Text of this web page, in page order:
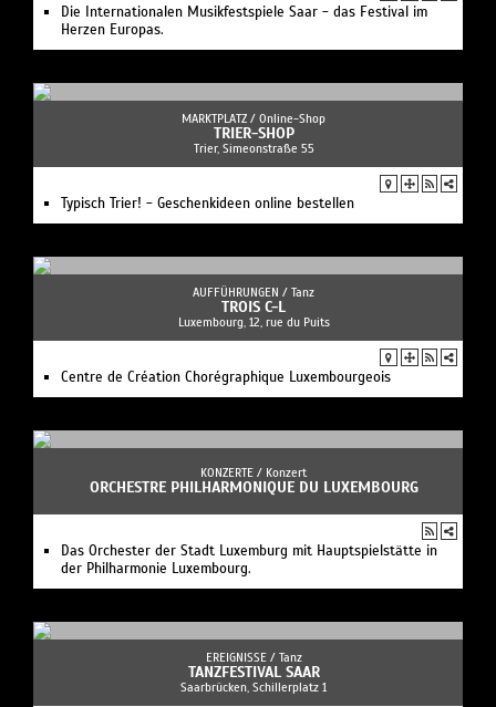
Die Internationalen Musikfestspiele Saar - das Festival im
Herzen Europas.
MARKTPLATZ / Online-Shop
TRIER-SHOP
Trier, Simeonstraße 55
Typisch Trier! - Geschenkideen online bestellen
AUFFÜHRUNGEN / Tanz
TROIS C-L
Luxembourg, 12, rue du Puits
Centre de Création Chorégraphique Luxembourgeois
KONZERTE / Konzert
ORCHESTRE PHILHARMONIQUE DU LUXEMBOURG
Das Orchester der Stadt Luxemburg mit Hauptspielstätte in
der Philharmonie Luxembourg.
EREIGNISSE / Tanz
TANZFESTIVAL SAAR
Saarbrücken, Schillerplatz 1